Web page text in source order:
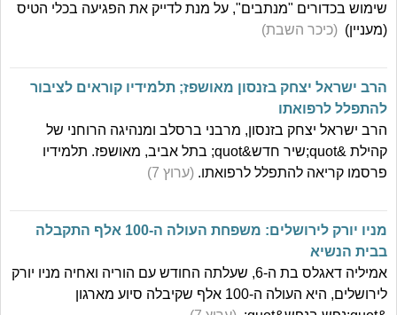
שימוש בכדורים "מנתבים", על מנת לדייק את הפגיעה בכלי הטיס
(מעניין) (כיכר השבת)
הרב ישראל יצחק בזנסון מאושפז; תלמידיו קוראים לציבור
להתפלל לרפואתו
הרב ישראל יצחק בזנסון, מרבני ברסלב ומנהיגה הרוחני של
קהילת &quot;שיר חדש&quot; בתל אביב, מאושפז. תלמידיו
פרסמו קריאה להתפלל לרפואתו. (ערוץ 7)
מניו יורק לירושלים: משפחת העולה ה-100 אלף התקבלה
בבית הנשיא
אמיליה דאגלס בת ה-6, שעלתה החודש עם הוריה ואחיה מניו יורק
לירושלים, היא העולה ה-100 אלף שקיבלה סיוע מארגון